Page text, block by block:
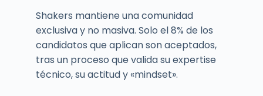
Shakers mantiene una comunidad
exclusiva y no masiva. Solo el 8% de los
candidatos que aplican son aceptados,
tras un proceso que valida su expertise
técnico, su actitud y «mindset».